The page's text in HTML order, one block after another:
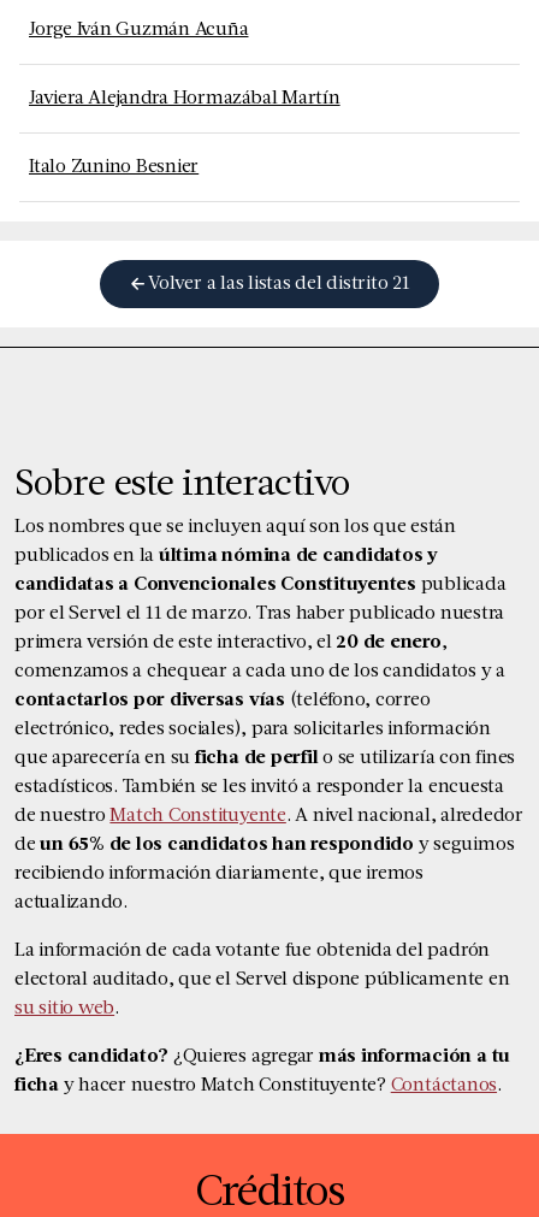
Jorge Iván Guzmán Acuña
Javiera Alejandra Hormazábal Martín
Italo Zunino Besnier
Volver a las listas del distrito 21
Sobre este interactivo
Los nombres que se incluyen aquí son los que están
publicados en la última nómina de candidatos y
candidatas a Convencionales Constituyentes publicada
por el Servel el 11 de marzo. Tras haber publicado nuestra
primera versión de este interactivo, el 20 de enero,
comenzamos a chequear a cada uno de los candidatos y a
contactarlos por diversas vías (teléfono, correo
electrónico, redes sociales), para solicitarles información
que aparecería en su ficha de perfilo se utilizaría con fines
estadísticos. También se les invitó a responder la encuesta
de nuestro Match Constituyente. A nivel nacional, alrededor
de un 65% de los candidatos han respondido y seguimos
recibiendo información diariamente, que iremos
actualizando.
La información de cada votante fue obtenida del padrón
electoral auditado, que el Servel dispone públicamente en
su sitio web.
¿Eres candidato? ¿Quieres agregar más información a tu
fichay hacer nuestro Match Constituyente? Contáctanos.
Créditos